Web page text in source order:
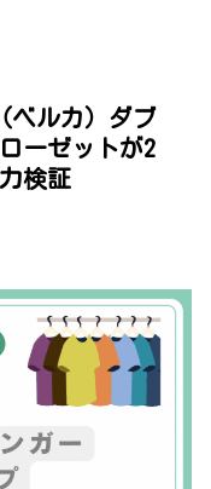
ベルカ）ダブ
ーゼットが2
検証